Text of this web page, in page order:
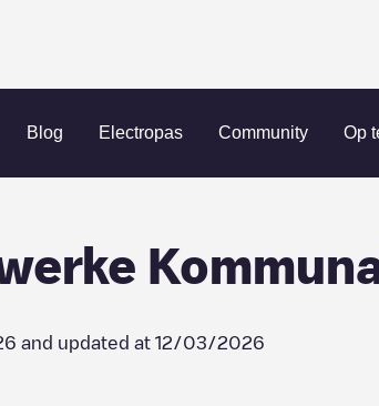
Blog Electropas Community Op
Berliner Stadtwerke KommunalPartner GmbH
and updated at 12/03/2026